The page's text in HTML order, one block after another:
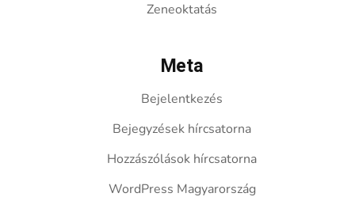
Zeneoktatás
Meta
Bejelentkezés
Bejegyzések hírcsatorna
Hozzászólások hírcsatorna
WordPress Magyarország